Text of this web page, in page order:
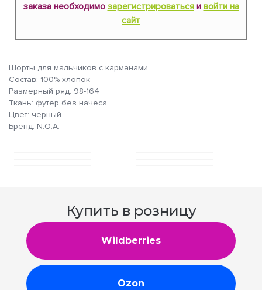
заказа необходимо зарегистрироватьсяи войти на
сайт
Шорты для мальчиков с карманами
Состав: 100% хлопок
Размерный ряд: 98-164
Ткань: футер без начеса
Цвет: черный
Бренд: N.O.A.
Купить в розницу
Wildberries
Ozon